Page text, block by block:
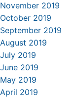
November 2019
October 2019
September 2019
August 2019
July 2019
June 2019
May 2019
April 2019